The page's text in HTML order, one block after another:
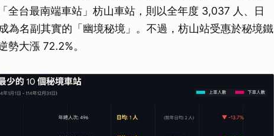
全台最南端車站」枋山車站，則以全年度 3,037 人、日
為名副其實的「幽境秘境」。不過，枋山站受惠於秘境鐵
勢大漲 72.2%。